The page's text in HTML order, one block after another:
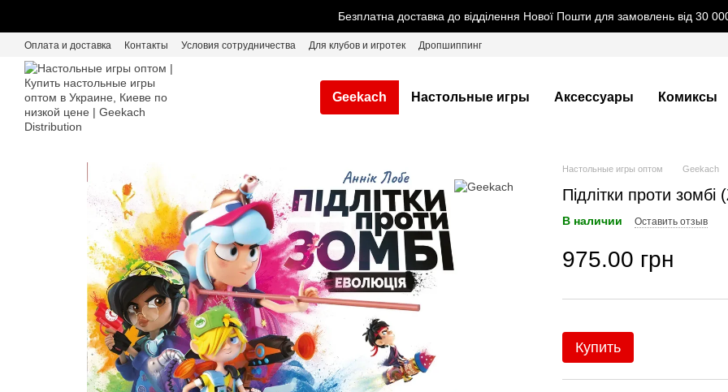
Безплатна доставка до відділення Нової Пошти для замовлень від 30
Оплата и доставка Контакты Условия сотрудничества Для клубов и игротек Дропшиппинг
Geekach Настольные игры Аксессуары Комиксы
Настольные игры оптом Geekach
Підлітки проти
В наличии Оставить отзыв
975.00 грн
Купить